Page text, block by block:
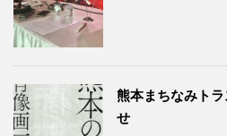
熊本まちなみト
せ